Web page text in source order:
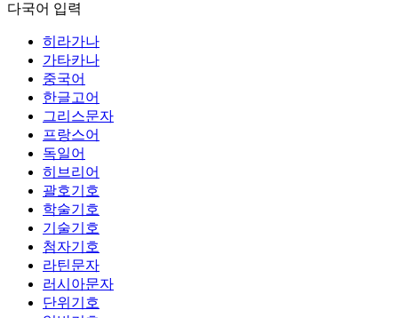
다국어 입력
히라가나
가타카나
중국어
한글고어
그리스문자
프랑스어
독일어
히브리어
괄호기호
학술기호
기술기호
첨자기호
라틴문자
러시아문자
단위기호